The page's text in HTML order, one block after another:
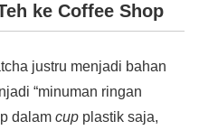
ke Coffee Shop
justru menjadi bahan
“minuman ringan
dalam cup plastik saja,